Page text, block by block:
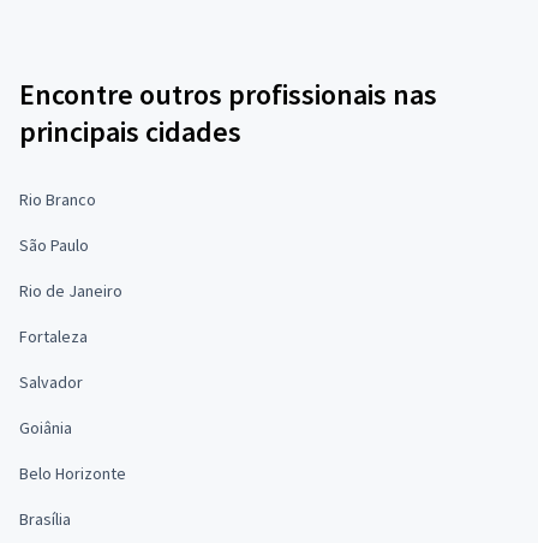
Encontre outros profissionais nas
principais cidades
Rio Branco
São Paulo
Rio de Janeiro
Fortaleza
Salvador
Goiânia
Belo Horizonte
Brasília